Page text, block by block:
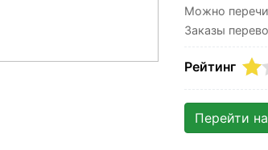
Можно
Заказы
Рейтинг
Перейти на